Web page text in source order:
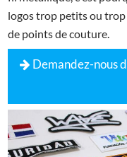
logos trop petits ou
de points de couture.
Demandez-nous